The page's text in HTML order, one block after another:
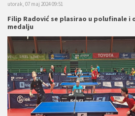
utorak, 07 maj 2024 09:51
Filip Radović se plasirao u polufinale i
medalju